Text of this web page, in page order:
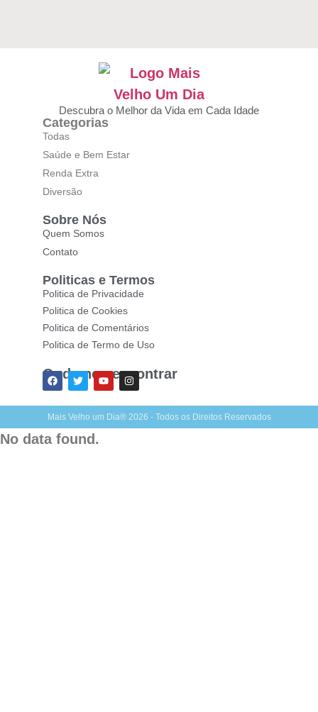
Descubra o Melhor da Vida em Cada Idade
Categorias
Todas
Saúde e Bem Estar
Renda Extra
Diversão
Sobre Nós
Quem Somos
Contato
Politicas e Termos
Politica de Privacidade
Politica de Cookies
Politica de Comentários
Politica de Termo de Uso
Onde nos encontrar
Mais Velho um Dia® 2026 - Todos os Direitos Reservados
No data found.